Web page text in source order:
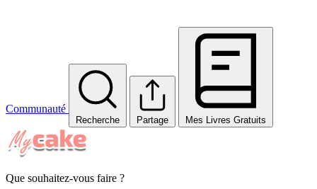
Communauté
Recherche Partage Mes Livres Gratuits
Que souhaitez-vous faire ?